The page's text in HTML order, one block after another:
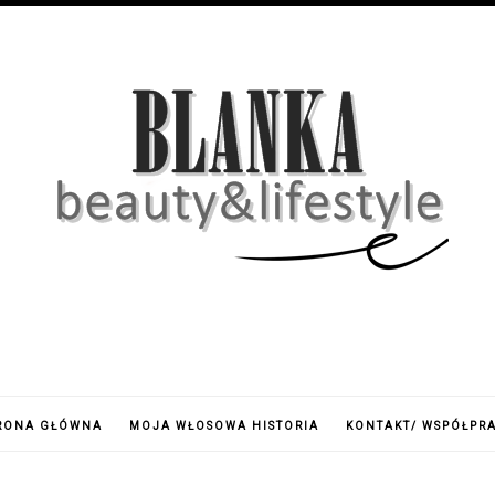
GŁÓWNA MOJA WŁOSOWA HISTORIA KONTAKT/